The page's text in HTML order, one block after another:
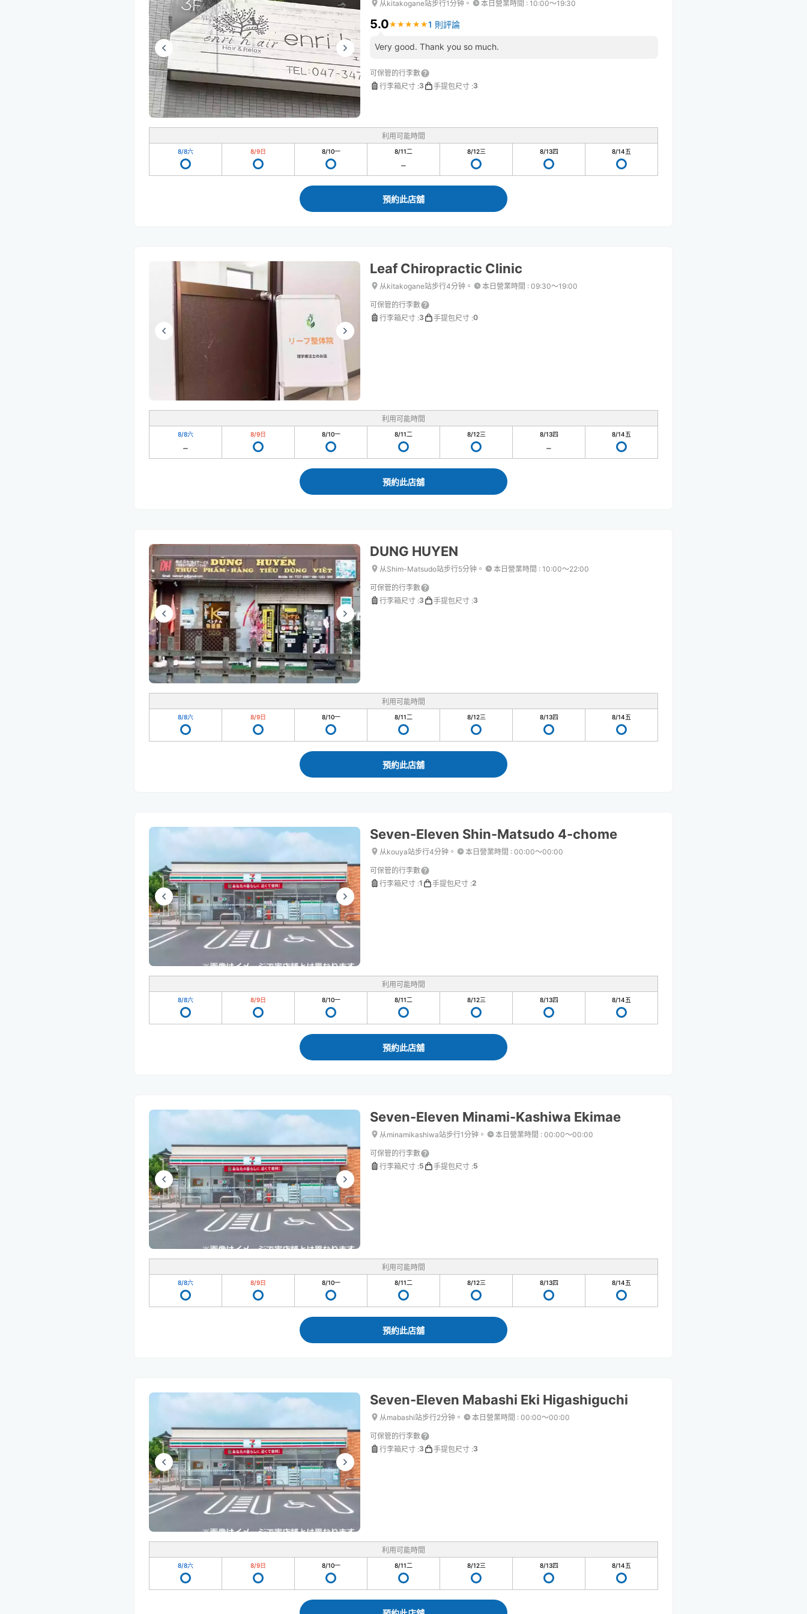
从kitakogane站步行1分钟。 本日營業時間 : 10:00〜19:30
5.0★ ★ ★ ★ ★
★ ★ ★ ★ ★1 則評論
Very good. Thank you so much.
可保管的行李數
行李箱尺寸 :3 手提包尺寸 :3
利用可能時間
8/8六 8/9日 8/10一 8/11二 8/12三 8/13四 8/14五
預約此店舖
Leaf Chiropractic Clinic
从kitakogane站步行4分钟。 本日營業時間 : 09:30〜19:00
可保管的行李數
行李箱尺寸 :3 手提包尺寸 :0
利用可能時間
8/8六 8/9日 8/10一 8/11二 8/12三 8/13四 8/14五
預約此店舖
DUNG HUYEN
从Shim-Matsudo站步行5分钟。 本日營業時間 : 10:00〜22:00
可保管的行李數
行李箱尺寸 :3 手提包尺寸 :3
利用可能時間
8/8六 8/9日 8/10一 8/11二 8/12三 8/13四 8/14五
預約此店舖
Seven-Eleven Shin-Matsudo 4-chome
从kouya站步行4分钟。 本日營業時間 : 00:00〜00:00
可保管的行李數
行李箱尺寸 :1 手提包尺寸 :2
利用可能時間
8/8六 8/9日 8/10一 8/11二 8/12三 8/13四 8/14五
預約此店舖
Seven-Eleven Minami-Kashiwa Ekimae
从minamikashiwa站步行1分钟。 本日營業時間 : 00:00〜00:00
可保管的行李數
行李箱尺寸 :5 手提包尺寸 :5
利用可能時間
8/8六 8/9日 8/10一 8/11二 8/12三 8/13四 8/14五
預約此店舖
Seven-Eleven Mabashi Eki Higashiguchi
从mabashi站步行2分钟。 本日營業時間 : 00:00〜00:00
可保管的行李數
行李箱尺寸 :3 手提包尺寸 :3
利用可能時間
8/8六 8/9日 8/10一 8/11二 8/12三 8/13四 8/14五